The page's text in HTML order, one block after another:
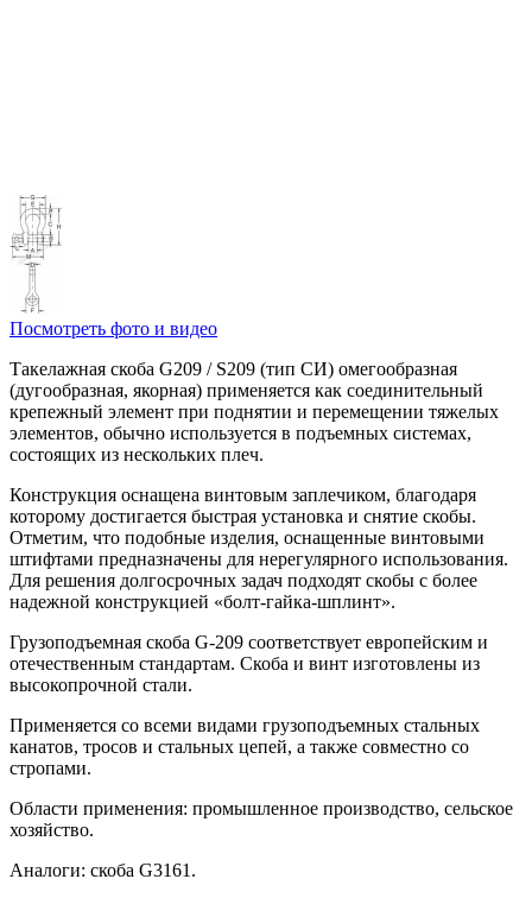
Посмотреть фото и видео
Такелажная скоба G209 / S209 (тип СИ) омегообразная
(дугообразная, якорная) применяется как соединительный
крепежный элемент при поднятии и перемещении тяжелых
элементов, обычно используется в подъемных системах,
состоящих из нескольких плеч.
Конструкция оснащена винтовым заплечиком, благодаря
которому достигается быстрая установка и снятие скобы.
Отметим, что подобные изделия, оснащенные винтовыми
штифтами предназначены для нерегулярного использования.
Для решения долгосрочных задач подходят скобы с более
надежной конструкцией «болт-гайка-шплинт».
Грузоподъемная скоба G-209 соответствует европейским и
отечественным стандартам. Скоба и винт изготовлены из
высокопрочной стали.
Применяется со всеми видами грузоподъемных стальных
канатов, тросов и стальных цепей, а также совместно со
стропами.
Области применения: промышленное производство, сельское
хозяйство.
Аналоги: скоба G3161.